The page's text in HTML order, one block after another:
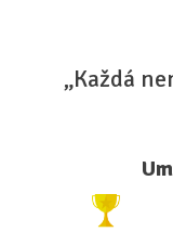
„Každá